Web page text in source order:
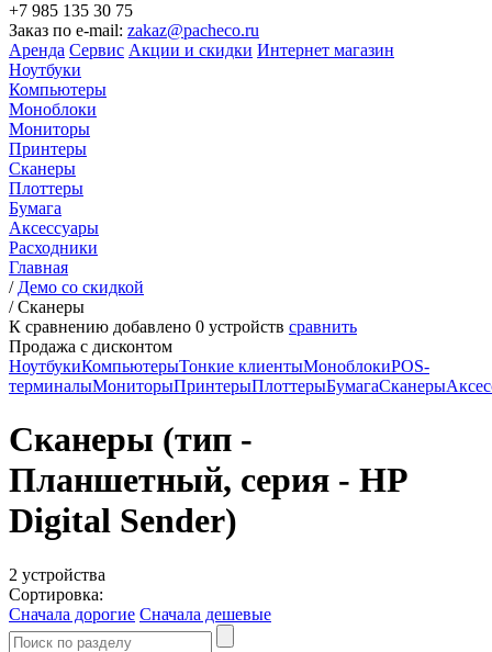
+7 985 135 30 75
Заказ по e-mail: zakaz@pacheco.ru
Аренда Сервис Акции и скидки Интернет магазин
Ноутбуки
Компьютеры
Моноблоки
Мониторы
Принтеры
Сканеры
Плоттеры
Бумага
Аксессуары
Расходники
Главная
/ Демо со скидкой
/Сканеры
К сравнению добавлено 0 устройств сравнить
Продажа с дисконтом
НоутбукиКомпьютерыТонкие клиентыМоноблокиPOS-
терминалыМониторыПринтерыПлоттерыБумагаСканеры
Сканеры (тип -
Планшетный, серия - HP
Digital Sender)
2 устройства
Сортировка:
Сначала дорогие Сначала дешевые